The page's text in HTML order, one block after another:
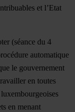
et l’Etat
(séance du 4
automatique
le gouvernement
en toutes
en menant